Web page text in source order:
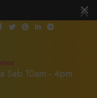
Sab 10am - 4pm